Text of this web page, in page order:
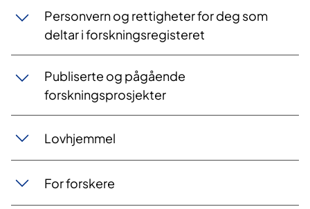
Personvern og rettigheter for deg som
deltar i forskningsregisteret
Publiserte og pågående
forskningsprosjekter
Lovhjemmel
For forskere